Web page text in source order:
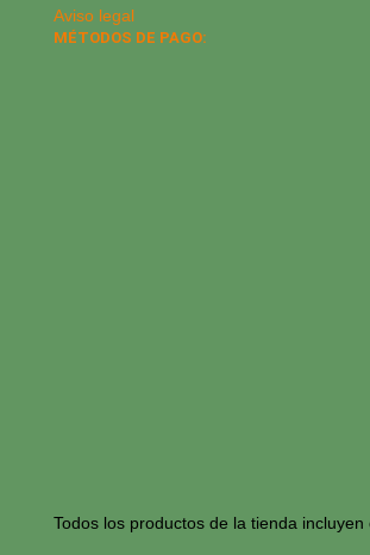
Aviso legal
MÉTODOS DE PAGO:
Todos los productos de la tienda incluyen